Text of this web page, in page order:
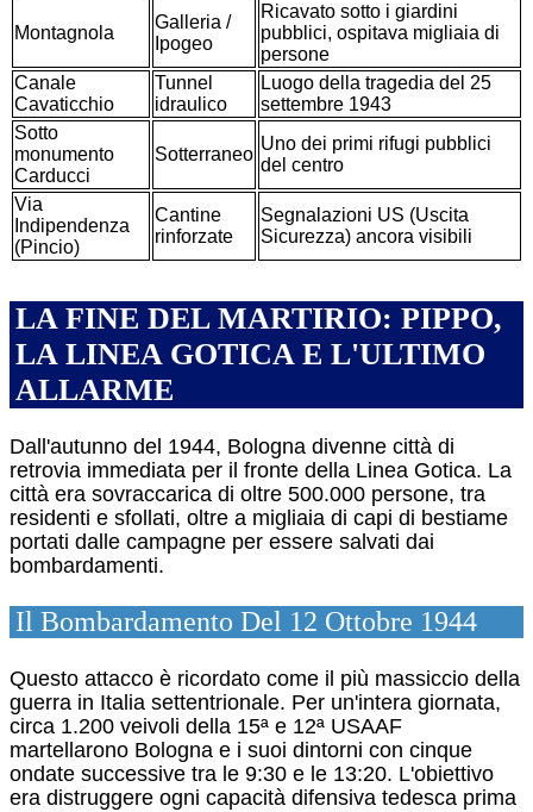
Montagnola
Galleria /
Ipogeo
Ricavato sotto i giardini
pubblici, ospitava migliaia di
persone
Canale
Cavaticchio
Tunnel
idraulico
Luogo della tragedia del 25
settembre 1943
Sotto
monumento
Carducci
Sotterraneo
Uno dei primi rifugi pubblici
del centro
Via
Indipendenza
(Pincio)
Cantine
rinforzate
Segnalazioni US (Uscita
Sicurezza) ancora visibili
LA FINE DEL MARTIRIO: PIPPO,
LA LINEA GOTICA E L'ULTIMO
ALLARME
Dall'autunno del 1944, Bologna divenne città di
retrovia immediata per il fronte della Linea Gotica. La
città era sovraccarica di oltre 500.000 persone, tra
residenti e sfollati, oltre a migliaia di capi di bestiame
portati dalle campagne per essere salvati dai
bombardamenti.
Il Bombardamento Del 12 Ottobre 1944
Questo attacco è ricordato come il più massiccio della
guerra in Italia settentrionale. Per un'intera giornata,
circa 1.200 veivoli della 15ª e 12ª USAAF
martellarono Bologna e i suoi dintorni con cinque
ondate successive tra le 9:30 e le 13:20. L'obiettivo
era distruggere ogni capacità difensiva tedesca prima